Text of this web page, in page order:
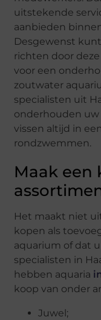
uitstekende
aanbieden
Desgewenst
richten door
voor een
zoutwater
specialisten uit
onderhouden
vissen altijd in
rondzwemmen.
Maak een
Het maakt niet
kopen als
aquarium of dat
specialisten in
hebben aquaria
koop van onder
Juwel;